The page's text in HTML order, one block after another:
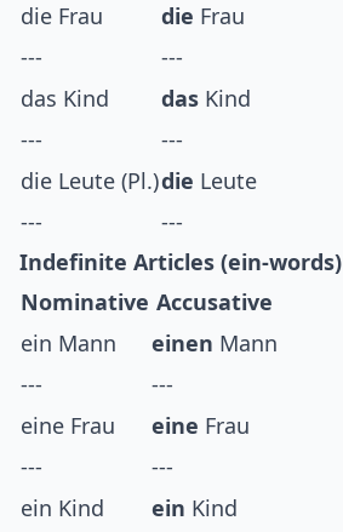
die Frau
die Frau
---
---
das Kind
das Kind
---
---
die Leute (Pl.)die Leute
---
---
Indefinite Articles (ein-words)
Nominative Accusative
ein Mann
einen Mann
---
---
eine Frau
eine Frau
---
---
ein Kind
ein Kind